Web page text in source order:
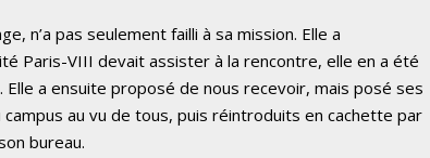
n’a pas seulement failli à sa mission. Elle a
Paris-VIII devait assister à la rencontre, elle en a été
a ensuite proposé de nous recevoir, mais posé ses
au vu de tous, puis réintroduits en cachette par
bureau.